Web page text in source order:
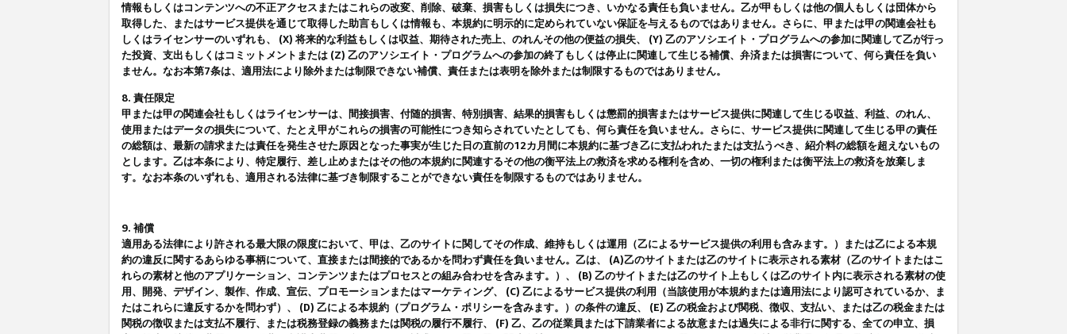
情報もしくはコンテンツへの不正アクセスまたはこれらの改変、削除、破棄、損害もしくは損失につき、いかなる責任も負いません。乙が甲もしくは他の個人もしくは団体から
取得した、またはサービス提供を通じて取得した助言もしくは情報も、本規約に明示的に定められていない保証を与えるものではありません。さらに、甲または甲の関連会社も
しくはライセンサーのいずれも、 (X) 将来的な利益もしくは収益、期待された売上、のれんその他の便益の損失、 (Y) 乙のアソシエイト・プログラムへの参加に関連して乙が行っ
た投資、支出もしくはコミットメントまたは (Z) 乙のアソシエイト・プログラムへの参加の終了もしくは停止に関連して生じる補償、弁済または損害について、何ら責任を負い
ません。なお本第7条は、適用法により除外または制限できない補償、責任または表明を除外または制限するものではありません。
8. 責任限定
甲または甲の関連会社もしくはライセンサーは、間接損害、付随的損害、特別損害、結果的損害もしくは懲罰的損害またはサービス提供に関連して生じる収益、利益、のれん、
使用またはデータの損失について、たとえ甲がこれらの損害の可能性につき知らされていたとしても、何ら責任を負いません。さらに、サービス提供に関連して生じる甲の責任
の総額は、最新の請求または責任を発生させた原因となった事実が生じた日の直前の12カ月間に本規約に基づき乙に支払われたまたは支払うべき、紹介料の総額を超えないもの
とします。乙は本条により、特定履行、差し止めまたはその他の本規約に関連するその他の衡平法上の救済を求める権利を含め、一切の権利または衡平法上の救済を放棄しま
す。なお本条のいずれも、適用される法律に基づき制限することができない責任を制限するものではありません。
9. 補償
適用ある法律により許される最大限の限度において、甲は、乙のサイトに関してその作成、維持もしくは運用（乙によるサービス提供の利用も含みます。）または乙による本規
約の違反に関するあらゆる事柄について、直接または間接的であるかを問わず責任を負いません。乙は、 (A)乙のサイトまたは乙のサイトに表示される素材（乙のサイトまたはこ
れらの素材と他のアプリケーション、コンテンツまたはプロセスとの組み合わせを含みます。）、 (B) 乙のサイトまたは乙のサイト上もしくは乙のサイト内に表示される素材の使
用、開発、デザイン、製作、作成、宣伝、プロモーションまたはマーケティング、 (C) 乙によるサービス提供の利用（当該使用が本規約または適用法により認可されているか、ま
たはこれらに違反するかを問わず）、 (D) 乙による本規約（プログラム・ポリシーを含みます。）の条件の違反、 (E) 乙の税金および関税、徴収、支払い、または乙の税金または
関税の徴収または支払不履行、または税務登録の義務または関税の履行不履行、 (F) 乙、乙の従業員または下請業者による故意または過失による非行に関する、全ての申立、損